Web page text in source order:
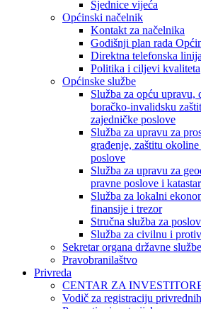
Sjednice vijeća
Općinski načelnik
Kontakt za načelnika
Godišnji plan rada
Direktna telefonska linija
Politika i ciljevi kvaliteta
Općinske službe
Služba za opću upravu,
boračko-invalidsku
zajedničke poslove
Služba za upravu za
građenje, zaštitu
poslove
Služba za upravu za
pravne poslove i
Služba za lokalni
finansije i trezor
Stručna služba za
Služba za civilnu i
Sekretar organa državne službe
Pravobranilaštvo
Privreda
CENTAR ZA
Vodič za registraciju